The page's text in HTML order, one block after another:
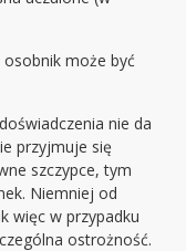
osobnik może być
nie da
przyjmuje się
szczypce, tym
Niemniej od
więc w przypadku
ostrożność.